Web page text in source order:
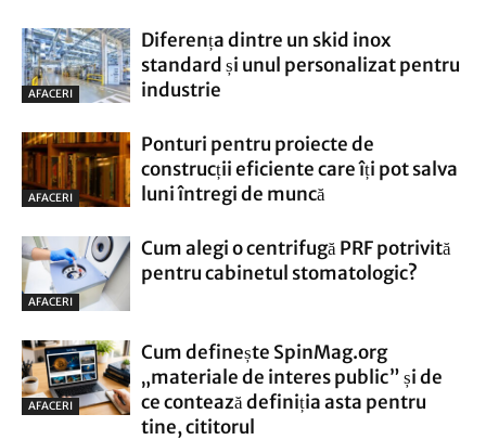
AFACERI
Diferența dintre un skid inox
standard și unul personalizat pentru
industrie
AFACERI
Ponturi pentru proiecte de
construcții eficiente care îți pot salva
luni întregi de muncă
AFACERI
Cum alegi o centrifugă PRF potrivită
pentru cabinetul stomatologic?
AFACERI
Cum definește SpinMag.org
„materiale de interes public” și de
ce contează definiția asta pentru
tine, cititorul